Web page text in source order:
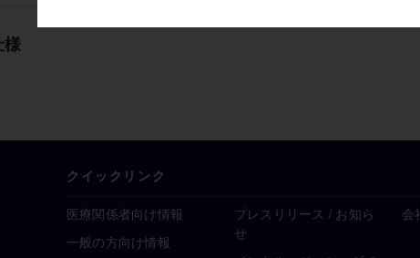
様
クイックリンク
医療関係者向け情報
一般の方向け情報
プレスリリース / お知ら
せ
会